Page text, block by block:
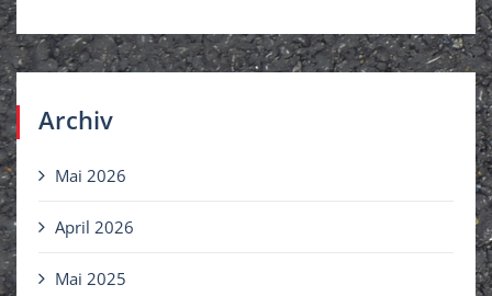
Archiv
Mai 2026
April 2026
Mai 2025